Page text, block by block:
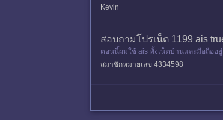
ที่ช่าง
Kevin
สอบถามโปรเน็ต 1199 ais
ตอนนี้ผมใช้ ais ทั้งเน็ตบ้านและมือถืออ
ทั้งเล่นเก
สมาชิกหมายเลข 4334598